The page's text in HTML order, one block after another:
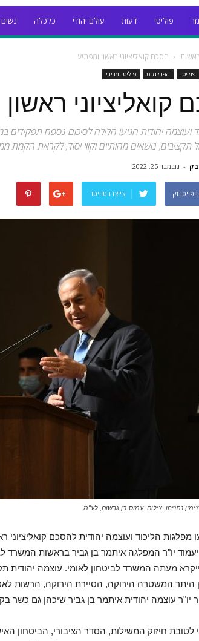
פוליטי דעות עולם יהודי כלכלה נשים
הסכם קואליציוני ראשון ומפתיע
פוליטי הפרלמנט פוליטי מדיני
קואליציוני
ועוצמה יהודית הגיעו הלילה לסיכום נספח
תקציבים, נושאים מהותיים וקווי יסוד, לקראת
- נובמבר 25, 2022
צייצו בטוויטר
נתניהו. צילום: עמוס בן גרשום, לע"מ
מפלגות הליכוד ועוצמה יהודית להסכם
יו"ר המפלגה איתמר בן גביר בראשות המשרד
מעתה המשרד לביטחון לאומי. עוצמה יהודית
היתר המשטרה הירוקה, הסיירת הירוקה, הרשות
יו"ר עוצמה יהודית איתמר בן גביר שיכהן גם כשר
לטובת חיזוק המשילות, הסדר הציבורי, הביטחון